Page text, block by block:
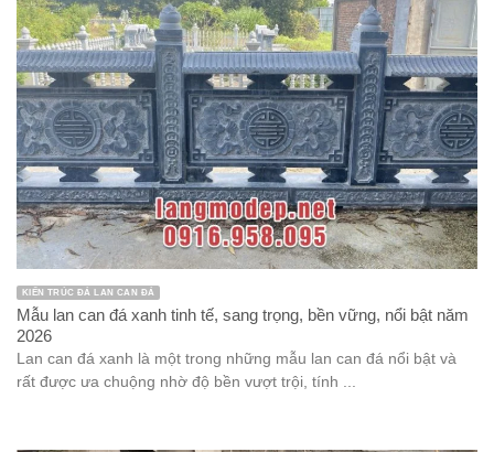
KIẾN TRÚC ĐÁ LAN CAN ĐÁ
Mẫu lan can đá xanh tinh tế, sang trọng, bền vững, nổi bật năm
2026
Lan can đá xanh là một trong những mẫu lan can đá nổi bật và
rất được ưa chuộng nhờ độ bền vượt trội, tính ...